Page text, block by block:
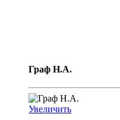
Граф Н.А.
Увеличить